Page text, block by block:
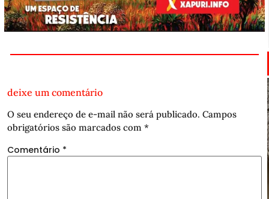
deixe um comentário
O seu endereço de e-mail não será publicado. Campos
obrigatórios são marcados com *
Comentário *